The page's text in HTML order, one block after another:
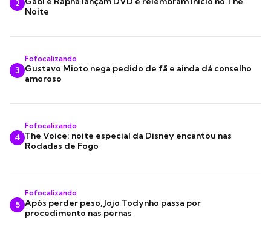
2
Noite
3
Fofocalizando
Gustavo Mioto nega pedido de fã e ainda dá conselho
amoroso
4
Fofocalizando
The Voice: noite especial da Disney encantou nas
Rodadas de Fogo
5
Fofocalizando
Após perder peso, Jojo Todynho passa por
procedimento nas pernas